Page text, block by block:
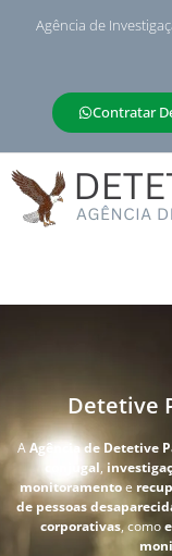
Agência de
Contratar
Detetive
AAgência de Detetive
conjugal,
monitoramentoe
de pessoas
corporativas, como